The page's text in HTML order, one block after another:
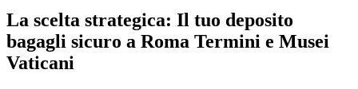
La scelta strategica: Il tuo deposito
bagagli sicuro a Roma Termini e Musei
Vaticani